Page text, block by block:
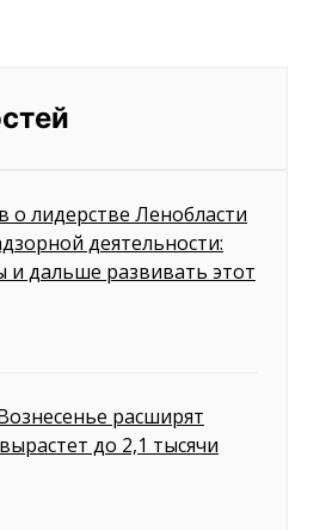
о лидерстве Ленобласти
деятельности:
и дальше развивать этот
расширят
до 2,1 тысячи